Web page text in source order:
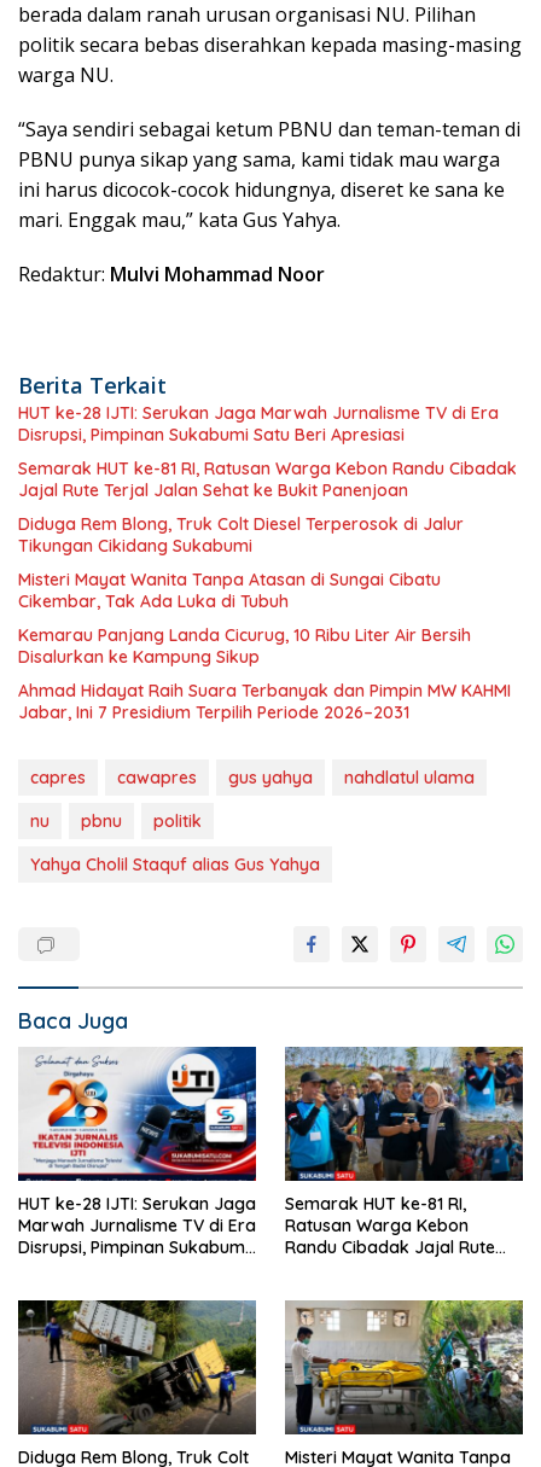
berada dalam ranah urusan organisasi NU. Pilihan
politik secara bebas diserahkan kepada masing-masing
warga NU.
“Saya sendiri sebagai ketum PBNU dan teman-teman di
PBNU punya sikap yang sama, kami tidak mau warga
ini harus dicocok-cocok hidungnya, diseret ke sana ke
mari. Enggak mau,” kata Gus Yahya.
Redaktur: Mulvi Mohammad Noor
Berita Terkait
HUT ke-28 IJTI: Serukan Jaga Marwah Jurnalisme TV di Era
Disrupsi, Pimpinan Sukabumi Satu Beri Apresiasi
Semarak HUT ke-81 RI, Ratusan Warga Kebon Randu Cibadak
Jajal Rute Terjal Jalan Sehat ke Bukit Panenjoan
Diduga Rem Blong, Truk Colt Diesel Terperosok di Jalur
Tikungan Cikidang Sukabumi
Misteri Mayat Wanita Tanpa Atasan di Sungai Cibatu
Cikembar, Tak Ada Luka di Tubuh
Kemarau Panjang Landa Cicurug, 10 Ribu Liter Air Bersih
Disalurkan ke Kampung Sikup
Ahmad Hidayat Raih Suara Terbanyak dan Pimpin MW KAHMI
Jabar, Ini 7 Presidium Terpilih Periode 2026–2031
capres cawapres gus yahya
nahdlatul ulama
nu
pbnu
politik
Yahya Cholil Staquf alias Gus Yahya
Baca Juga
HUT ke-28 IJTI: Serukan Jaga
Marwah Jurnalisme TV di Era
Disrupsi, Pimpinan Sukabumi
Semarak HUT ke-81 RI,
Ratusan Warga Kebon
Randu Cibadak Jajal Rute
Diduga Rem Blong, Truk Colt Misteri Mayat Wanita Tanpa